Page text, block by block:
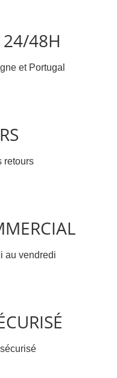
24/48H
et Portugal
retours
au vendredi